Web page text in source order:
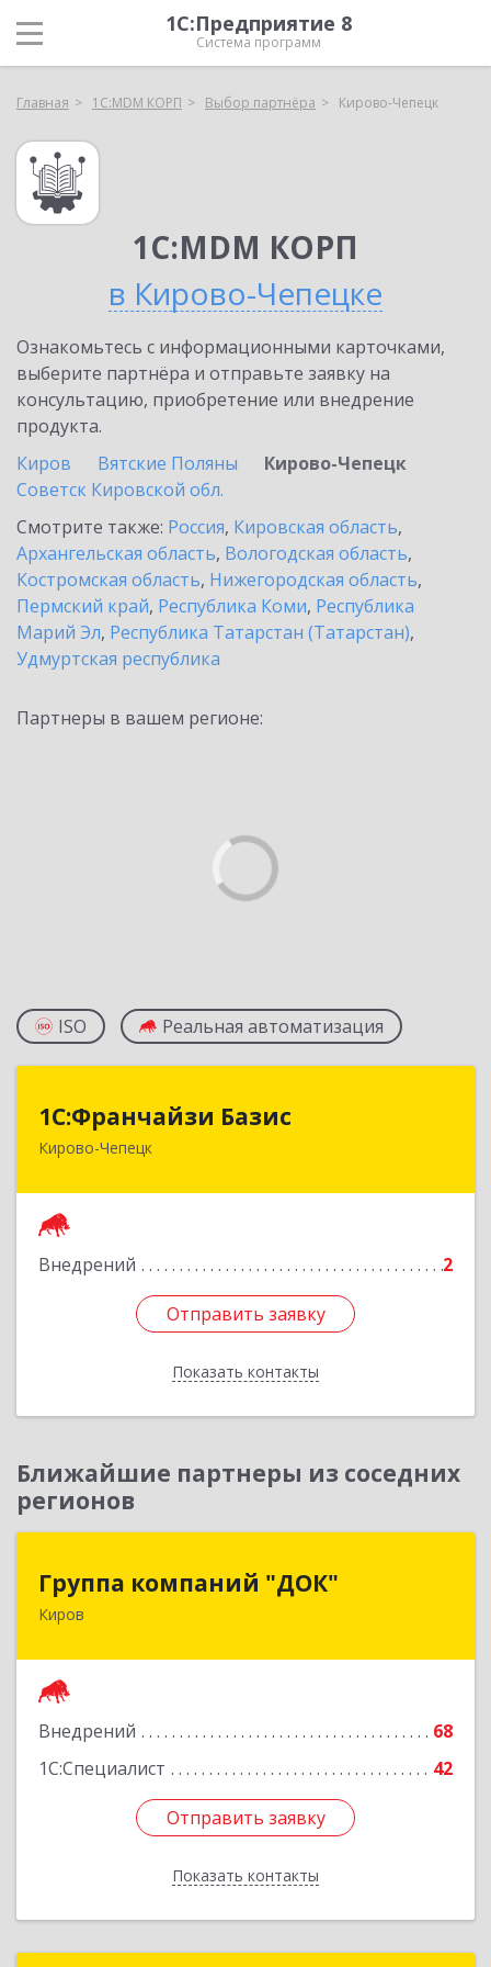
1С:Предприятие 8
Система программ
Главная 1С:MDM КОРП Выбор партнёра Кирово-Чепецк
1С:MDM КОРП
в Кирово-Чепецке
Ознакомьтесь с информационными карточками,
выберите партнёра и отправьте заявку на
консультацию, приобретение или внедрение
продукта.
Киров
Вятские Поляны
Кирово-Чепецк
Советск Кировской обл.
Смотрите также: Россия, Кировская область,
Архангельская область, Вологодская область,
Костромская область, Нижегородская область,
Пермский край, Республика Коми, Республика
Марий Эл, Республика Татарстан (Татарстан),
Удмуртская республика
Партнеры в вашем регионе:
ISO Реальная автоматизация
1С:Франчайзи Базис
Кирово-Чепецк
Внедрений 2
Отправить заявку
Показать контакты
613044, Кировская обл, город Кирово-Чепецк
Подробнее
Отправить заявку
Назад
Ближайшие партнеры из соседних
регионов
Группа компаний "ДОК"
Киров
Внедрений
68
1С:Специалист
42
Отправить заявку
Показать контакты
Группа компаний "ДОК"
610017, Кировская обл, Киров г, Горького ул,
Отправить заявку
Назад